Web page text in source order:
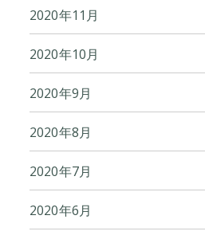
2020年11月
2020年10月
2020年9月
2020年8月
2020年7月
2020年6月